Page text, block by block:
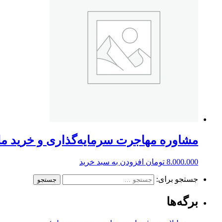
مشاوره مهاجرت سرمایه‌گذاری و خرید
8.000.000 تومان افزودن به سبد خرید
جستجو برای:
برگه‌ها